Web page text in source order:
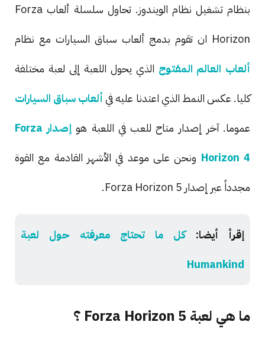
بنظام تشغيل نظام الويندوز. تحاول سلسلة ألعاب Forza
Horizon ان تقوم بدمج ألعاب سباق السيارات مع نظام
ألعاب العالم المفتوح الذي يحول اللعبة إلى لعبة مختلفة
كليا. عكس النمط الذي اعتدنا عليه فيألعاب سباق السيارات
عموما. آخر إصدار متاح للعب في اللعبة هو
إصدار Forza
Horizon 4 ونحن على موعد في الأشهر القادمة مع القوة
مجدداً عبر إصدار Forza Horizon 5.
إقرأ أيضا:كل ما تحتاج معرفته حول لعبة
Humankind
ما هي لعبة Forza Horizon 5 ؟